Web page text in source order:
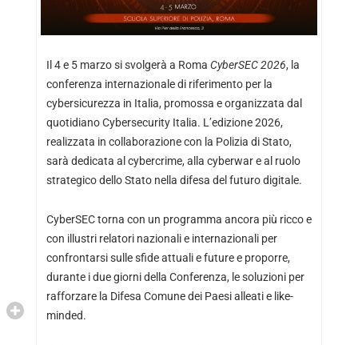
Il 4 e 5 marzo si svolgerà a Roma CyberSEC 2026, la
conferenza internazionale di riferimento per la
cybersicurezza in Italia, promossa e organizzata dal
quotidiano Cybersecurity Italia. L’edizione 2026,
realizzata in collaborazione con la Polizia di Stato,
sarà dedicata al cybercrime, alla cyberwar e al ruolo
strategico dello Stato nella difesa del futuro digitale.
CyberSEC torna con un programma ancora più ricco e
con illustri relatori nazionali e internazionali per
confrontarsi sulle sfide attuali e future e proporre,
durante i due giorni della Conferenza, le soluzioni per
rafforzare la Difesa Comune dei Paesi alleati e like-
minded.